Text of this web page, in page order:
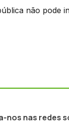
não pode
nos nas redes